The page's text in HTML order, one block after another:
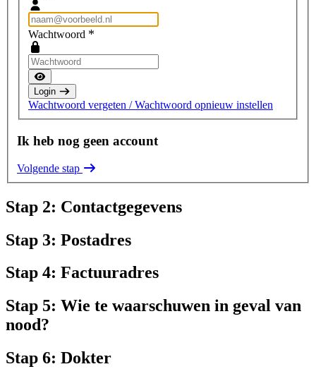
Wachtwoord *
Login
Wachtwoord vergeten / Wachtwoord opnieuw instellen
Ik heb nog geen account
Volgende stap
Stap 2: Contactgegevens
Stap 3: Postadres
Stap 4: Factuuradres
Stap 5: Wie te waarschuwen in geval van
nood?
Stap 6: Dokter